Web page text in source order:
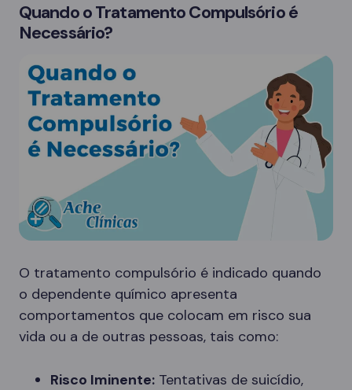
Quando o Tratamento Compulsório é
Necessário?
O tratamento compulsório é indicado quando
o dependente químico apresenta
comportamentos que colocam em risco sua
vida ou a de outras pessoas, tais como:
Risco Iminente: Tentativas de suicídio,